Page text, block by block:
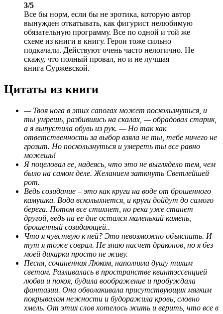
3/5
Все бы норм, если бы не эротика, которую автор
вынужден откатывать, как фигурист нелюбимую
обязательную программу. Все по одной и той же
схеме из книги в книгу. Герои тоже сильно
подкачали. Действуют очень часто нелогично. Не
скажу, что полный провал, но и не лучшая
книга Суржевской.
Цитаты из книги
— Твоя нога в этих сапогах может поскользнуться, и
ты умрешь, разбившись на скалах, — обрадовал старик,
а я выпустила обувь из рук. — Но так как
ответственность за выбор взяла не ты, тебе ничего не
грозит. Но поскользнуться и умереть ты все равно
можешь!
Я поцеловал ее, надеясь, что это не выглядело тем, чем
было на самом деле. Желанием заткнуть Светлейшей
рот.
Ведь созидание – это как круги на воде от брошенного
камушка. Вода всколыхнется, и круги дойдут до самого
берега. Потом все стихнет, но река уже станет
другой, ведь на ее дне остался маленький камень,
брошенный созидающей..
Что я чувствую к ней? Это невозможно объяснить. И
тут я тоже соврал. Не знаю насчет драконов, но я без
моей дикарки просто не живу.
Песня, сочиненная Люком, наполняла душу тихим
светом. Разливалась в пространстве квинтэссенцией
любви и покоя, будила воображение и пробуждала
фантазии. Она обволакивала присутствующих мягким
покрывалом нежности и будоражила кровь, словно
хмель. От этих слов хотелось жить и верить, что все в